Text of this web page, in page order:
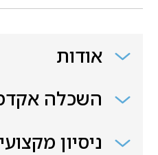
אודות
השכלה
ניסיון מקצועי